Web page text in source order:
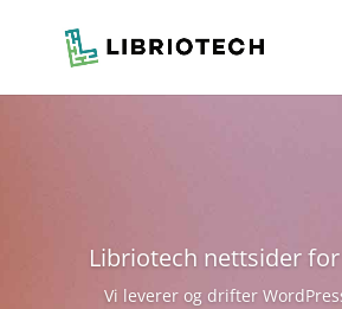
Libriotech nettsider
Vi leverer og drifter